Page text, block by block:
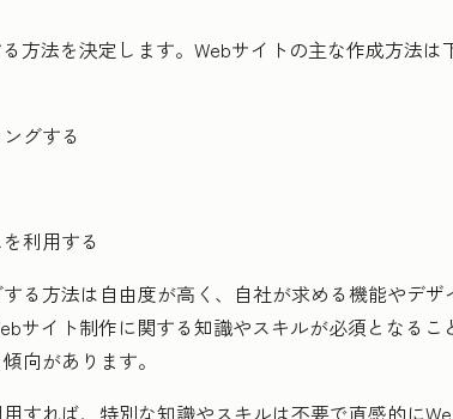
方法を決定します。Webサイトの主な作成方法は
グする
利用する
る方法は自由度が高く、自社が求める機能やデ
サイト制作に関する知識やスキルが必須となるこ
向があります。
すれば、特別な知識やスキルは不要で直感的に